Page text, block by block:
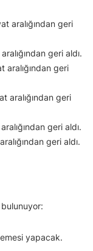
aralığından geri
geri aldı.
aralığından geri
aralığından geri
geri aldı.
geri aldı.
yapacak.